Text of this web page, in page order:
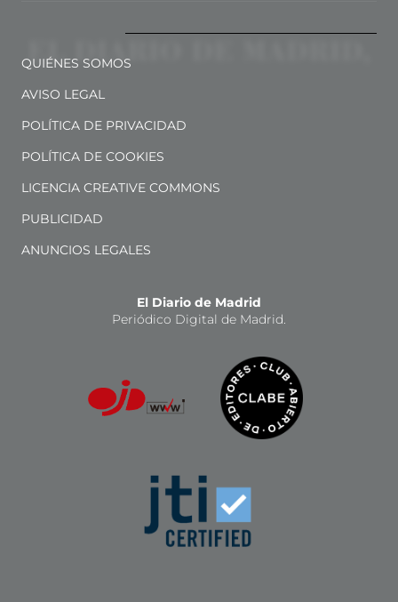
QUIÉNES SOMOS
AVISO LEGAL
POLÍTICA DE PRIVACIDAD
POLÍTICA DE COOKIES
LICENCIA CREATIVE COMMONS
PUBLICIDAD
ANUNCIOS LEGALES
El Diario de Madrid
Periódico Digital de Madrid.